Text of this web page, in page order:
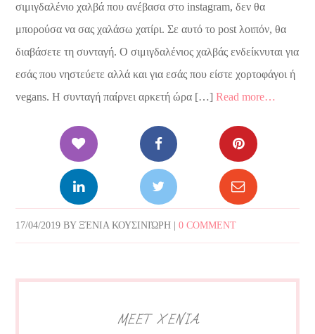
σιμιγδαλένιο χαλβά που ανέβασα στο instagram, δεν θα
μπορούσα να σας χαλάσω χατίρι. Σε αυτό το post λοιπόν, θα
διαβάσετε τη συνταγή. Ο σιμιγδαλένιος χαλβάς ενδείκνυται για
εσάς που νηστεύετε αλλά και για εσάς που είστε χορτοφάγοι ή
vegans. Η συνταγή παίρνει αρκετή ώρα […]Read more…
17/04/2019 BYΞΈΝΙΑ ΚΟΥΣΙΝΙΏΡΗ |0 COMMENT
MEET XENIA